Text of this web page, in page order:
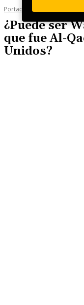
Portada Conflicto Ucrania
¿Puede ser
que fue Al-
Unidos?